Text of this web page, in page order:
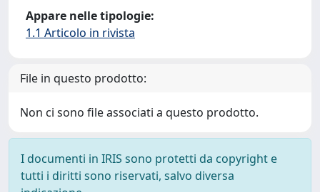
Appare nelle tipologie:
1.1 Articolo in rivista
File in questo prodotto:
Non ci sono file associati a questo prodotto.
I documenti in IRIS sono protetti da copyright e
tutti i diritti sono riservati, salvo diversa